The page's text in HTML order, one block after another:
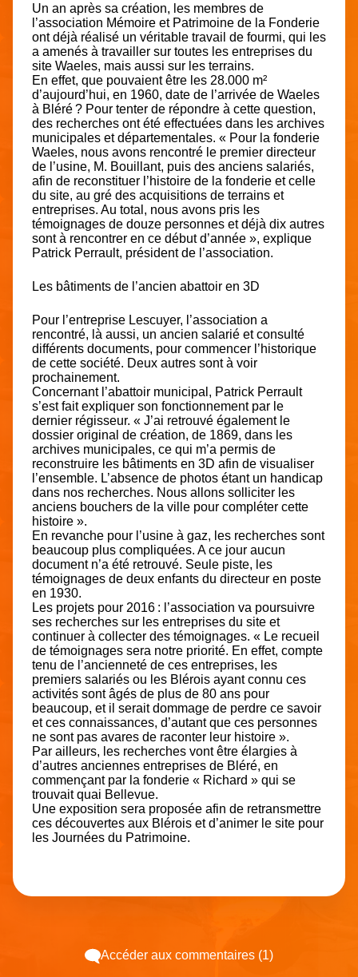
Un an après sa création, les membres de
l’association Mémoire et Patrimoine de la Fonderie
ont déjà réalisé un véritable travail de fourmi, qui les
a amenés à travailler sur toutes les entreprises du
site Waeles, mais aussi sur les terrains.
En effet, que pouvaient être les 28.000 m²
d’aujourd’hui, en 1960, date de l’arrivée de Waeles
à Bléré ? Pour tenter de répondre à cette question,
des recherches ont été effectuées dans les archives
municipales et départementales. « Pour la fonderie
Waeles, nous avons rencontré le premier directeur
de l’usine, M. Bouillant, puis des anciens salariés,
afin de reconstituer l’histoire de la fonderie et celle
du site, au gré des acquisitions de terrains et
entreprises. Au total, nous avons pris les
témoignages de douze personnes et déjà dix autres
sont à rencontrer en ce début d’année », explique
Patrick Perrault, président de l’association.
Les bâtiments de l’ancien abattoir en 3D
Pour l’entreprise Lescuyer, l’association a
rencontré, là aussi, un ancien salarié et consulté
différents documents, pour commencer l’historique
de cette société. Deux autres sont à voir
prochainement.
Concernant l’abattoir municipal, Patrick Perrault
s’est fait expliquer son fonctionnement par le
dernier régisseur. « J’ai retrouvé également le
dossier original de création, de 1869, dans les
archives municipales, ce qui m’a permis de
reconstruire les bâtiments en 3D afin de visualiser
l’ensemble. L’absence de photos étant un handicap
dans nos recherches. Nous allons solliciter les
anciens bouchers de la ville pour compléter cette
histoire ».
En revanche pour l’usine à gaz, les recherches sont
beaucoup plus compliquées. A ce jour aucun
document n’a été retrouvé. Seule piste, les
témoignages de deux enfants du directeur en poste
en 1930.
Les projets pour 2016 : l’association va poursuivre
ses recherches sur les entreprises du site et
continuer à collecter des témoignages. « Le recueil
de témoignages sera notre priorité. En effet, compte
tenu de l’ancienneté de ces entreprises, les
premiers salariés ou les Blérois ayant connu ces
activités sont âgés de plus de 80 ans pour
beaucoup, et il serait dommage de perdre ce savoir
et ces connaissances, d’autant que ces personnes
ne sont pas avares de raconter leur histoire ».
Par ailleurs, les recherches vont être élargies à
d’autres anciennes entreprises de Bléré, en
commençant par la fonderie « Richard » qui se
trouvait quai Bellevue.
Une exposition sera proposée afin de retransmettre
ces découvertes aux Blérois et d’animer le site pour
les Journées du Patrimoine.
Accéder aux commentaires (1)